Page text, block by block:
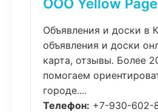
ООО Yellow
Объявления и доски в
объявления и доски
карта, отзывы. Более
помогаем
городе....
Телефон: +7-930-602-